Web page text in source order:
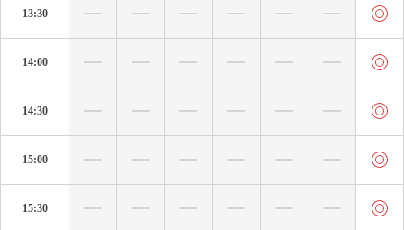
13:30
14:00
14:30
15:00
15:30